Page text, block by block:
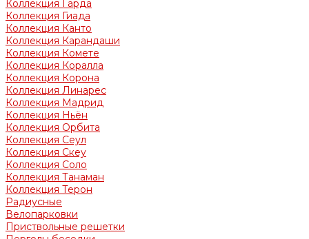
Коллекция Гарда
Коллекция Гиада
Коллекция Канто
Коллекция Карандаши
Коллекция Комете
Коллекция Коралла
Коллекция Корона
Коллекция Линарес
Коллекция Мадрид
Коллекция Ньён
Коллекция Орбита
Коллекция Сеул
Коллекция Скеу
Коллекция Соло
Коллекция Танаман
Коллекция Терон
Радиусные
Велопарковки
Приствольные решетки